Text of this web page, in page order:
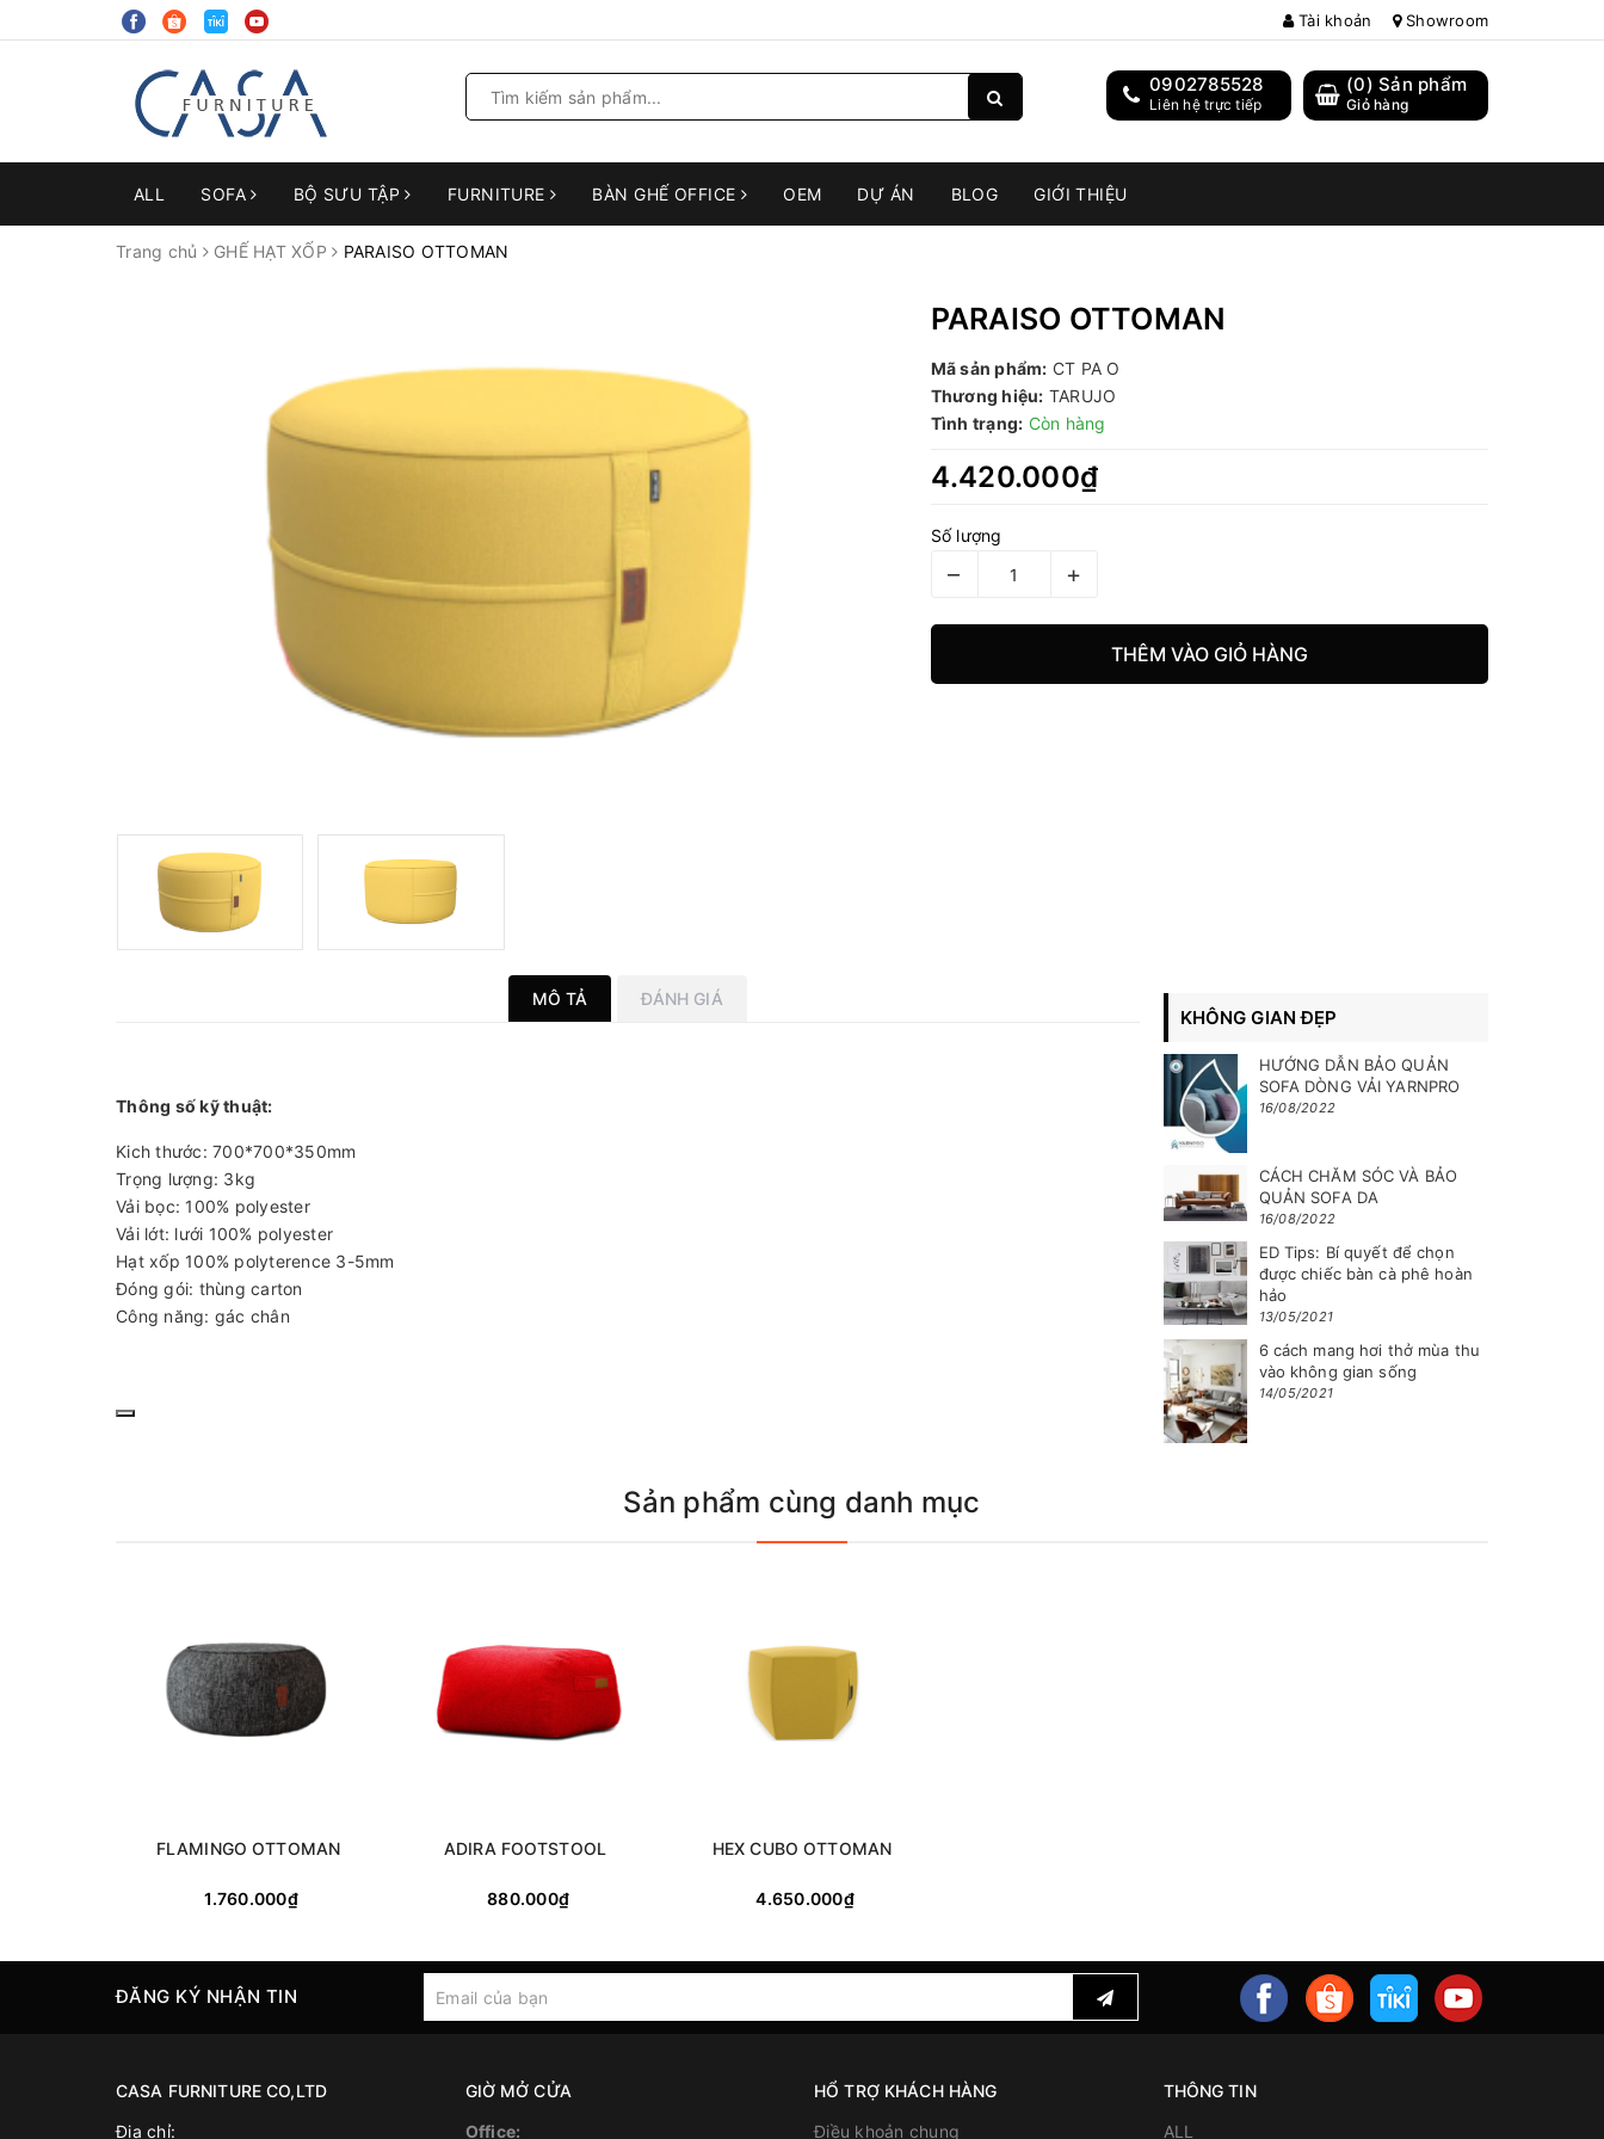
Tài khoản Showroom
(0) Sản phẩm
Giỏ hàng
0902785528
Liên hệ trực tiếp
ALL SOFA BỘ SƯU TẬP FURNITURE BÀN GHẾ OFFICE OEM DỰ ÁN BLOG GIỚI THIỆU
Trang chủ GHẾ HẠT XỐP PARAISO OTTOMAN
PARAISO OTTOMAN
Mã sản phẩm: CT PA O
Thương hiệu: TARUJO
Tình trạng: Còn hàng
4.420.000₫
Số lượng
– +
THÊM VÀO GIỎ HÀNG
MÔ TẢ ĐÁNH GIÁ
Thông số kỹ thuật:
Kich thước: 700*700*350mm
Trọng lượng: 3kg
Vải bọc: 100% polyester
Vải lớt: lưới 100% polyester
Hạt xốp 100% polyterence 3-5mm
Đóng gói: thùng carton
Công năng: gác chân
KHÔNG GIAN ĐẸP
HƯỚNG DẪN BẢO QUẢN
SOFA DÒNG VẢI YARNPRO
16/08/2022
CÁCH CHĂM SÓC VÀ BẢO
QUẢN SOFA DA
16/08/2022
ED Tips: Bí quyết để chọn
được chiếc bàn cà phê hoàn
hảo
13/05/2021
6 cách mang hơi thở mùa thu
vào không gian sống
14/05/2021
Sản phẩm cùng danh mục
FLAMINGO OTTOMAN
1.760.000₫
ADIRA FOOTSTOOL
880.000₫
HEX CUBO OTTOMAN
4.650.000₫
ĐĂNG KÝ NHẬN TIN
CASA FURNITURE CO,LTD
Địa chỉ:
GIỜ MỞ CỬA
Office:
HỔ TRỢ KHÁCH HÀNG
Điều khoản chung
THÔNG TIN
ALL